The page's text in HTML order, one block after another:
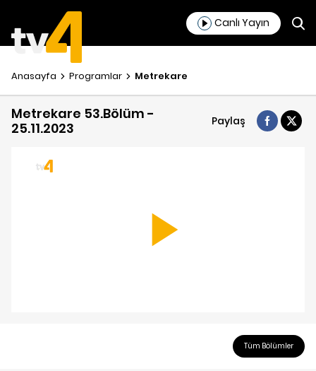
Canlı Yayın
Anasayfa Programlar Metrekare
Metrekare 53.Bölüm -
25.11.2023
Paylaş
Play
Tüm Bölümler